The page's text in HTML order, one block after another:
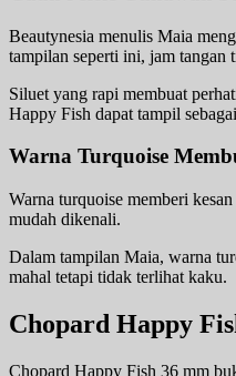
Beautynesia menulis Maia
tampilan seperti ini, jam tangan
Siluet yang rapi membuat
Happy Fish dapat tampil
Warna Turquoise
Warna turquoise memberi
mudah dikenali.
Dalam tampilan Maia, warna
mahal tetapi tidak terlihat kaku.
Chopard Happy
Chopard Happy Fish 36 mm